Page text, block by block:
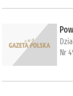
Nr